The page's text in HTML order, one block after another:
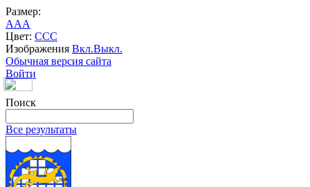
Размер:
AAA
Цвет: CCC
Изображения Вкл.Выкл.
Обычная версия сайта
Войти
Поиск
Все результаты